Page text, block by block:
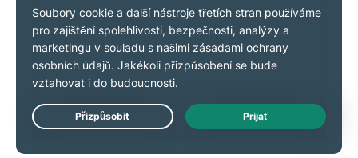
Fire TV Stick 4K Max
Fire TV Stick (2. a 3. generace)
Fire TV (2. a 3. generace)
Fire TV Cube
Fire Tablets (v Fire OS 5 a výše)
Live Chat